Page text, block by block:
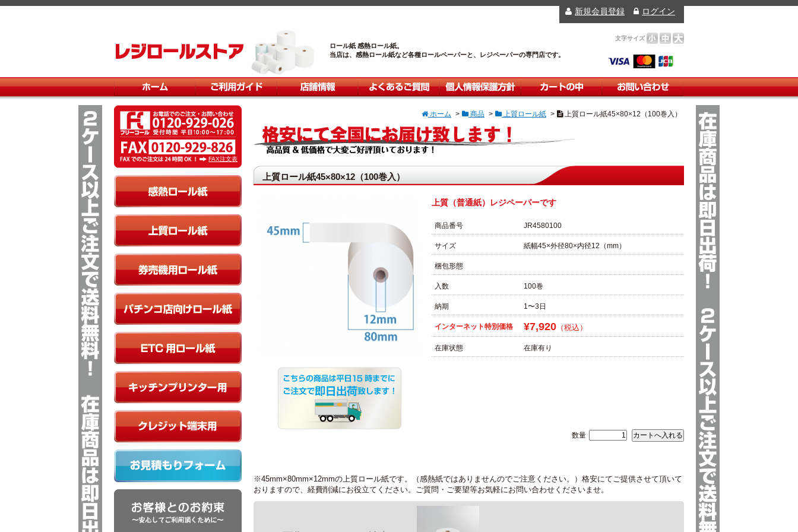
新規会員登録 ログイン
ロール紙 感熱ロール紙。
当店は、感熱ロール紙など各種ロールペーパーと、レジペーパーの専門店です。
文字サイズ
ホーム ご利用ガイド 店舗情報 よくあるご質問 個人情報保護方針 カートの中
お問い合わせ
ホーム > 商品 > 上質ロール紙 > 上質ロール紙45×80×12（100巻入）
上質ロール紙45×80×12（100巻入）
上質（普通紙）レジペーパーです
商品番号 JR4580100
サイズ 紙幅45×外径80×内径12（mm）
梱包形態
入数 100巻
納期 1〜3日
インターネット特別価格 ¥7,920 （税込）
在庫状態 在庫有り
数量
※45mm×80mm×12mmの上質ロール紙です。（感熱紙ではありませんのでご注意ください。）格安にてご提供させて頂いて
おりますので、経費削減にお役立てください。ご質問・ご要望等お気軽にお問い合わせくださいませ。
FAX注文表